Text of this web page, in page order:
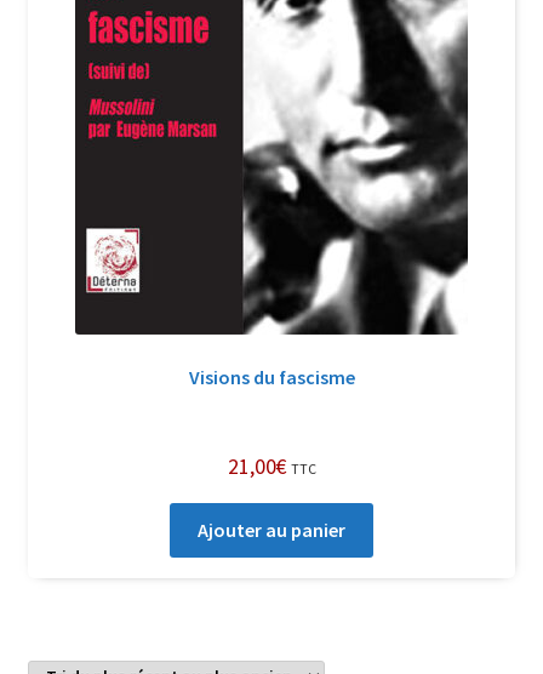
Panier
Politique de confidentialité et cookies
Qui sommes-nous ?
Soutien à Philippe Randa
Visions du fascisme
21,00€ TTC
Ajouter au panier